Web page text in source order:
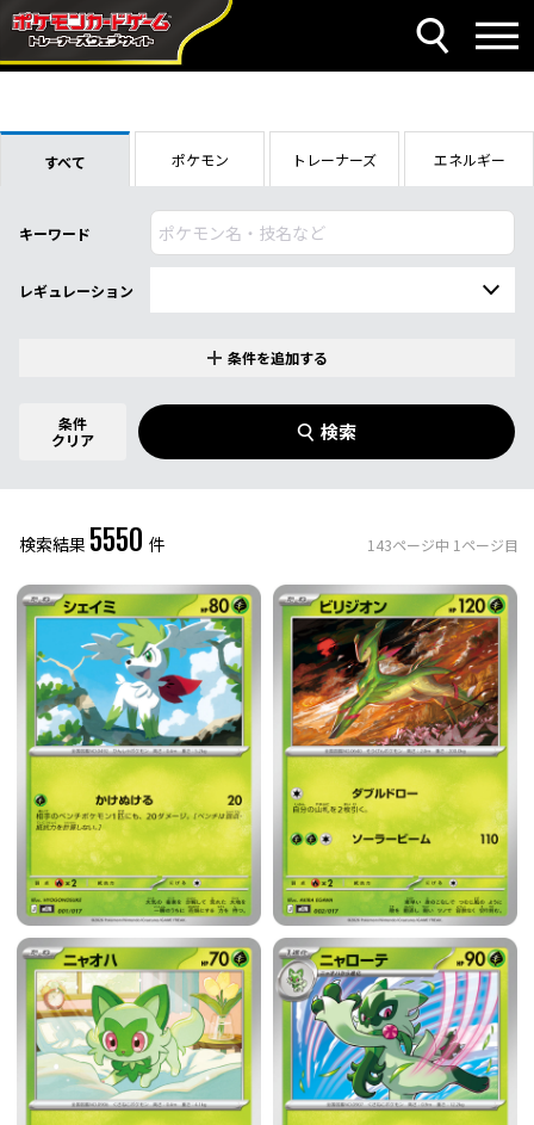
すべて ポケモン トレーナーズ エネルギー
キーワード
レギュレーション
商品名
イラストレーター
レアリティ 0件選択中
ミラー仕様のカード 0件選択中
条件を追加する
条件
クリア
検索
検索結果 5550 件 143ページ中 1 ページ目